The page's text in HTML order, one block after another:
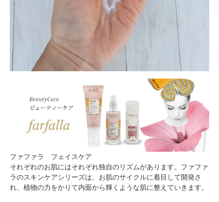
ファファラ フェイスケア
それぞれのお肌にはそれぞれ独自のリズムがあります。ファファ
ラのスキンケアシリーズは、お肌のサイクルに着目して開発さ
れ、植物の力をかりて内面から輝くような肌に整えていきます。